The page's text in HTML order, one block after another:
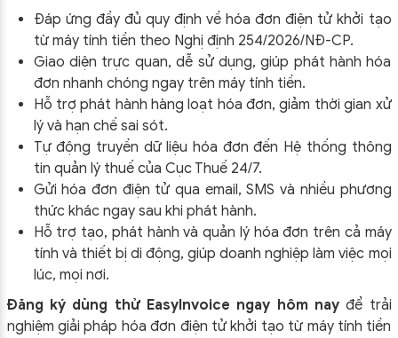
Đáp ứng đầy đủ quy định về hóa đơn điện tử khởi tạo
từ máy tính tiền theo Nghị định 254/2026/NĐ-CP.
Giao diện trực quan, dễ sử dụng, giúp phát hành hóa
đơn nhanh chóng ngay trên máy tính tiền.
Hỗ trợ phát hành hàng loạt hóa đơn, giảm thời gian xử
lý và hạn chế sai sót.
Tự động truyền dữ liệu hóa đơn đến Hệ thống thông
tin quản lý thuế của Cục Thuế 24/7.
Gửi hóa đơn điện tử qua email, SMS và nhiều phương
thức khác ngay sau khi phát hành.
Hỗ trợ tạo, phát hành và quản lý hóa đơn trên cả máy
tính và thiết bị di động, giúp doanh nghiệp làm việc mọi
lúc, mọi nơi.
Đăng ký dùng thử EasyInvoice ngay hôm nayđể trải
nghiệm giải pháp hóa đơn điện tử khởi tạo từ máy tính tiền